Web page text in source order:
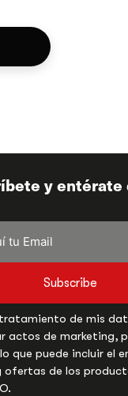
y entérate
Subscribe
de mis
actos de marketing,
que puede incluir el
de los